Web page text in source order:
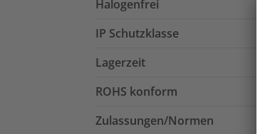
Halogenfrei
IP Schutzklasse
Lagerzeit
ROHS konform
Zulassungen/Normen